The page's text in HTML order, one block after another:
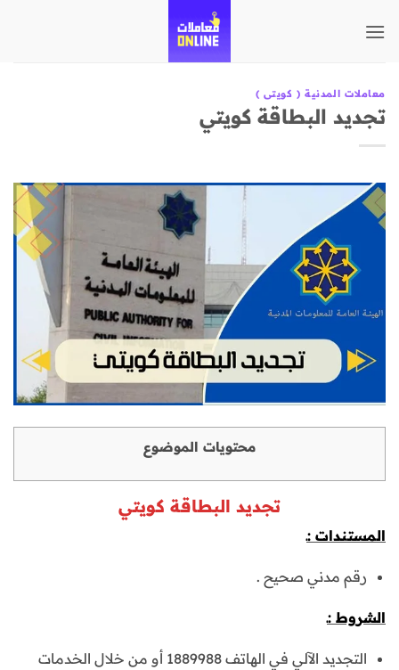
للمحتوى
معاملات المدنية ( كويتى )
تجديد البطاقة كويتي
محتويات الموضوع
تجديد البطاقة كويتي
المستندات :ـ
رقم مدني صحيح .
الشروط :ـ
التجديد الآلي في الهاتف 1889988 أو من خلال الخدمات